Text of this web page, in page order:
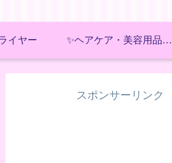
イヤー ✨ヘアケア・美容用品おすすめ✨
スポンサーリンク